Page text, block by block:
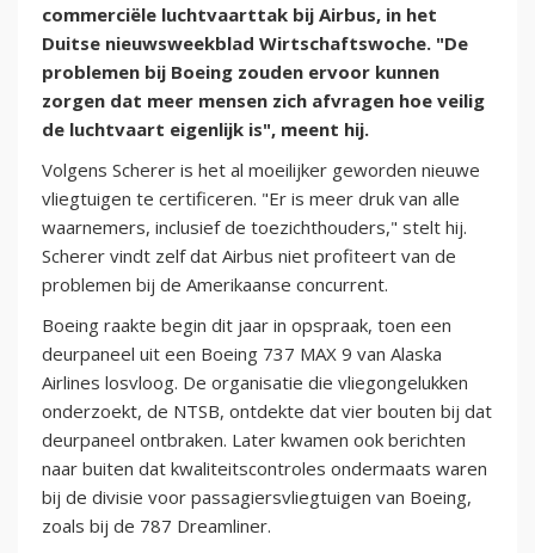
commerciële luchtvaarttak bij Airbus, in het
Duitse nieuwsweekblad Wirtschaftswoche. "De
problemen bij Boeing zouden ervoor kunnen
zorgen dat meer mensen zich afvragen hoe veilig
de luchtvaart eigenlijk is", meent hij.
Volgens Scherer is het al moeilijker geworden nieuwe
vliegtuigen te certificeren. "Er is meer druk van alle
waarnemers, inclusief de toezichthouders," stelt hij.
Scherer vindt zelf dat Airbus niet profiteert van de
problemen bij de Amerikaanse concurrent.
Boeing raakte begin dit jaar in opspraak, toen een
deurpaneel uit een Boeing 737 MAX 9 van Alaska
Airlines losvloog. De organisatie die vliegongelukken
onderzoekt, de NTSB, ontdekte dat vier bouten bij dat
deurpaneel ontbraken. Later kwamen ook berichten
naar buiten dat kwaliteitscontroles ondermaats waren
bij de divisie voor passagiersvliegtuigen van Boeing,
zoals bij de 787 Dreamliner.